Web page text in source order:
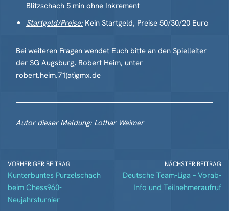
Blitzschach 5 min ohne Inkrement
Startgeld/Preise:Kein Startgeld, Preise 50/30/20 Euro
Bei weiteren Fragen wendet Euch bitte an den Spielleiter
der SG Augsburg, Robert Heim, unter
robert.heim.71(at)gmx.de
Autor dieser Meldung: Lothar Weimer
VORHERIGER BEITRAG
Kunterbuntes Purzelschach
beim Chess960-
Neujahrsturnier
NÄCHSTER BEITRAG
Deutsche Team-Liga – Vorab-
Info und Teilnehmeraufruf